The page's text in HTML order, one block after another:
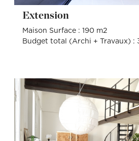
Extension
Maison Surface : 190 m2
Budget total (Archi + Travaux) :